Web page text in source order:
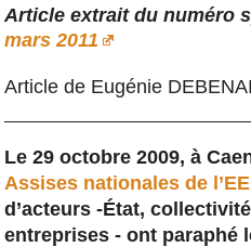
Article extrait du numéro
mars 2011
Article de Eugénie
Le 29 octobre 2009, à
Assises nationales de
d’acteurs -État,
entreprises - ont paraphé